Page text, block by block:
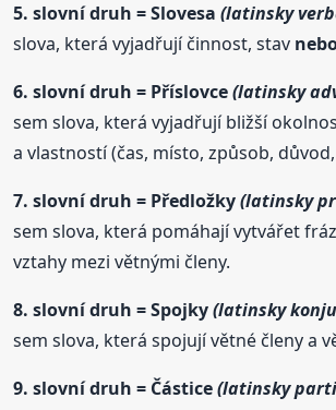
5. slovní druh = Slovesa(latinsky
slova, která vyjadřují činnost, stav
6. slovní druh = Příslovce(latinsky
sem slova, která vyjadřují bližší
a vlastností (čas, místo, způsob,
7. slovní druh = Předložky(latinsky
sem slova, která pomáhají vytvářet
vztahy mezi větnými členy.
8. slovní druh = Spojky(latinsky
sem slova, která spojují větné členy a
9. slovní druh = Částice(latinsky